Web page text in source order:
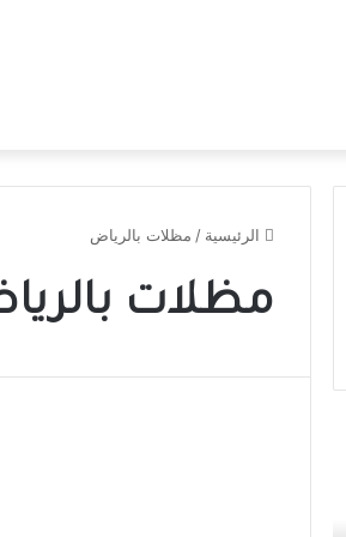
الرئيسية / مظلات بالرياض
مظلات